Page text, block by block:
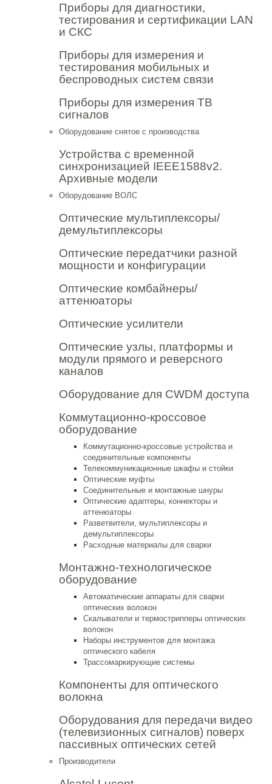
Приборы для диагностики,
тестирования и сертификации LAN
и СКС
Приборы для измерения и
тестирования мобильных и
беспроводных систем связи
Приборы для измерения ТВ
сигналов
Оборудование снятое с производства
Устройства с временной
синхронизацией IEEE1588v2.
Архивные модели
Оборудование ВОЛС
Оптические мультиплексоры/
демультиплексоры
Оптические передатчики разной
мощности и конфигурации
Оптические комбайнеры/
аттенюаторы
Оптические усилители
Оптические узлы, платформы и
модули прямого и реверсного
каналов
Оборудование для CWDM доступа
Коммутационно-кроссовое
оборудование
Коммутационно-кроссовые устройства и
соединительные компоненты
Телекоммуникационные шкафы и стойки
Оптические муфты
Соединительные и монтажные шнуры
Оптические адаптеры, коннекторы и
аттенюаторы
Разветвители, мультиплексоры и
демультиплексоры
Расходные материалы для сварки
Монтажно-технологическое
оборудование
Автоматические аппараты для сварки
оптических волокон
Cкалыватели и термострипперы оптических
волокон
Наборы инструментов для монтажа
оптического кабеля
Трассомаркирующие системы
Компоненты для оптического
волокна
Оборудования для передачи видео
(телевизионных сигналов) поверх
пассивных оптических сетей
Производители